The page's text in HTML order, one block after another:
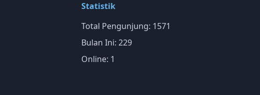
Statistik
Total Pengunjung: 1571
Bulan Ini: 229
Online: 1